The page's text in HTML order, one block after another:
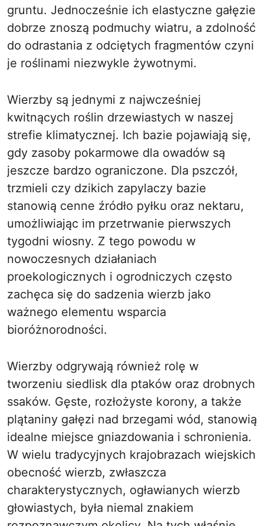
gruntu. Jednocześnie ich elastyczne gałęzie
dobrze znoszą podmuchy wiatru, a zdolność
do odrastania z odciętych fragmentów czyni
je roślinami niezwykle żywotnymi.
Wierzby są jednymi z najwcześniej
kwitnących roślin drzewiastych w naszej
strefie klimatycznej. Ich bazie pojawiają się,
gdy zasoby pokarmowe dla owadów są
jeszcze bardzo ograniczone. Dla pszczół,
trzmieli czy dzikich zapylaczy bazie
stanowią cenne źródło pyłku oraz nektaru,
umożliwiając im przetrwanie pierwszych
tygodni wiosny. Z tego powodu w
nowoczesnych działaniach
proekologicznych i ogrodniczych często
zachęca się do sadzenia wierzb jako
ważnego elementu wsparcia
bioróżnorodności.
Wierzby odgrywają również rolę w
tworzeniu siedlisk dla ptaków oraz drobnych
ssaków. Gęste, rozłożyste korony, a także
plątaniny gałęzi nad brzegami wód, stanowią
idealne miejsce gniazdowania i schronienia.
W wielu tradycyjnych krajobrazach wiejskich
obecność wierzb, zwłaszcza
charakterystycznych, ogławianych wierzb
głowiastych, była niemal znakiem